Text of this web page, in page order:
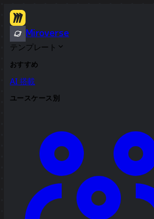
Miroverse
テンプレート
おすすめ
AI 搭載
ユースケース別